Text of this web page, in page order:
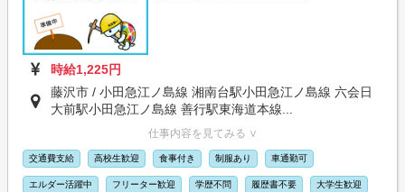
時給1,225円
藤沢市 / 小田急江ノ島線 湘南台駅小田急江ノ島線 六会日
大前駅小田急江ノ島線 善行駅東海道本線...
仕事内容を見てみる ∨
交通費支給 高校生歓迎 食事付き 制服あり 車通勤可
エルダー活躍中 フリーター歓迎 学歴不問 履歴書不要 大学生歓迎